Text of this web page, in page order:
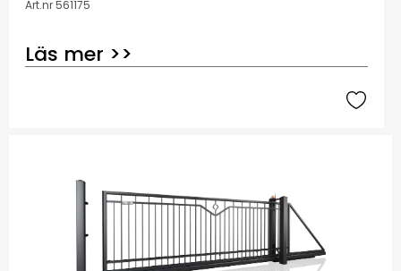
Art.nr 561175
Läs mer >>